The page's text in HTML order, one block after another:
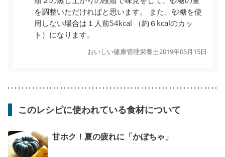
を調整いただければと思います。 また、砂糖を使
用しない場合は１人前54kcal （約６kcalのカッ
ト）になります。
おいしい健康管理栄養士2019年05月15日
このレシピに使われている食材について
甘ホク！夏の疲れに「かぼちゃ」